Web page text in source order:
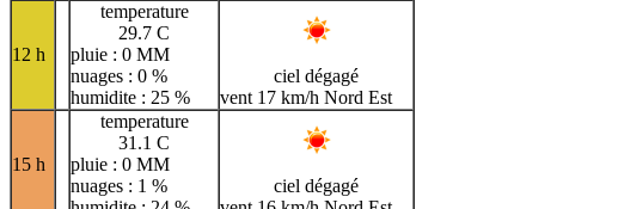
12 h
temperature
29.7 C
pluie : 0 MM
nuages : 0 %
humidite : 25 %
ciel dégagé
vent 17 km/h Nord Est
15 h
temperature
31.1 C
pluie : 0 MM
nuages : 1 %
ciel dégagé